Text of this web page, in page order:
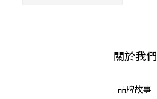
關於我們
品牌故事